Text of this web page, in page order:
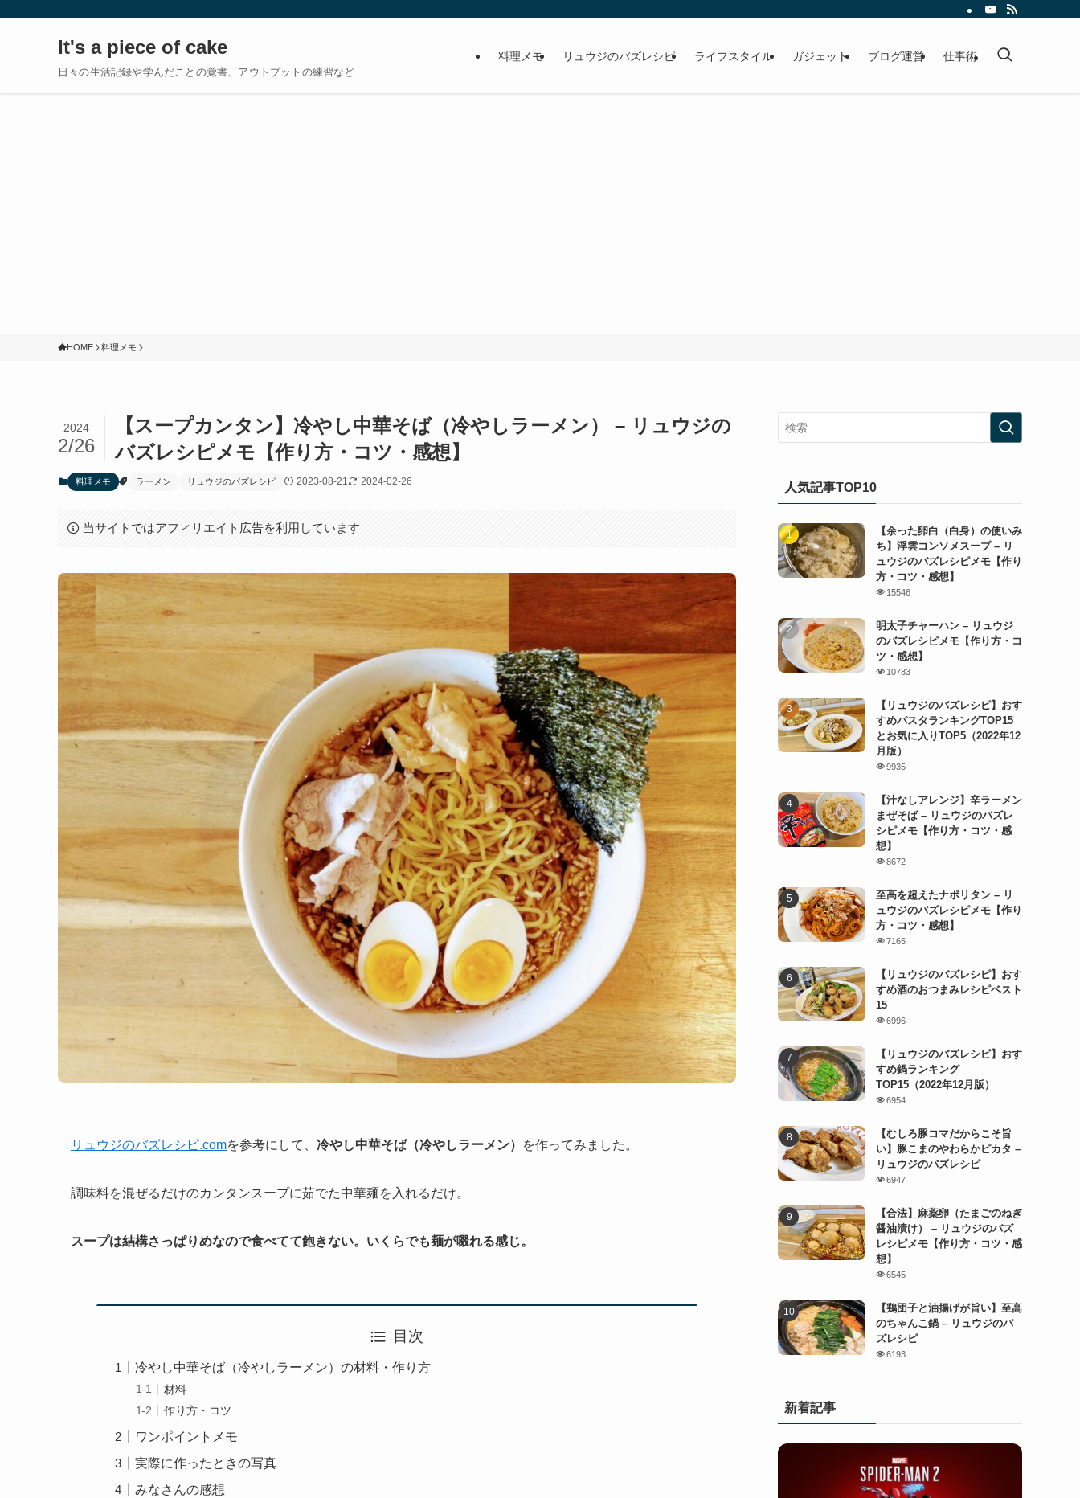
It's a piece of cake
日々の生活記録や学んだことの覚書、アウトプットの練習など
料理メモ リュウジのバズレシピ ライフスタイル ガジェット ブログ運営 仕事術
HOME 料理メモ
【スープカンタン】冷やし中華そば（冷やしラーメン） – リュウジの
バズレシピメモ【作り方・コツ・感想】
2024
2/26
料理メモ ラーメン リュウジのバズレシピ 2023-08-21 2024-02-26
当サイトではアフィリエイト広告を利用しています
リュウジのバズレシピ.comを参考にして、 冷やし中華そば（冷やしラーメン） を作ってみました。
調味料を混ぜるだけのカンタンスープに茹でた中華麺を入れるだけ。
スープは結構さっぱりめなので食べてて飽きない。いくらでも麺が啜れる感じ。
目次
冷やし中華そば（冷やしラーメン）の材料・作り方
材料
作り方・コツ
ワンポイントメモ
実際に作ったときの写真
みなさんの感想
人気記事TOP10
【余った卵白（白身）の使いみ
ち】浮雲コンソメスープ – リ
ュウジのバズレシピメモ【作り
方・コツ・感想】
15546
明太子チャーハン – リュウジ
のバズレシピメモ【作り方・コ
ツ・感想】
10783
【リュウジのバズレシピ】おす
すめパスタランキングTOP15
とお気に入りTOP5（2022年12
月版）
9935
【汁なしアレンジ】辛ラーメン
まぜそば – リュウジのバズレ
シピメモ【作り方・コツ・感
想】
8672
至高を超えたナポリタン – リ
ュウジのバズレシピメモ【作り
方・コツ・感想】
7165
【リュウジのバズレシピ】おす
すめ酒のおつまみレシピベスト
15
6996
【リュウジのバズレシピ】おす
すめ鍋ランキング
TOP15（2022年12月版）
6954
【むしろ豚コマだからこそ旨
い】豚こまのやわらかピカタ –
リュウジのバズレシピ
6947
【合法】麻薬卵（たまごのねぎ
醤油漬け） – リュウジのバズ
レシピメモ【作り方・コツ・感
想】
6545
【鶏団子と油揚げが旨い】至高
のちゃんこ鍋 – リュウジのバ
ズレシピ
6193
新着記事